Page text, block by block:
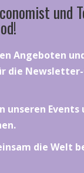
und
Angeboten
die
unseren
die Welt